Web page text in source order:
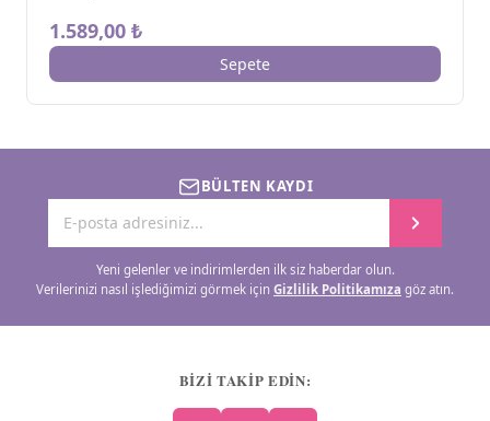
1.589,00 ₺
Sepete
BÜLTEN KAYDI
Yeni gelenler ve indirimlerden ilk siz haberdar olun.
Verilerinizi nasıl işlediğimizi görmek için Gizlilik Politikamıza göz atın.
BİZİ TAKİP EDİN: